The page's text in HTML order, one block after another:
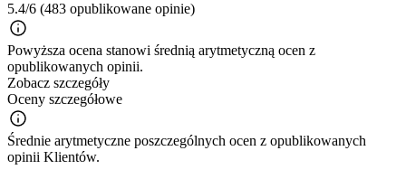
5.4/6 (483 opublikowane opinie)
Powyższa ocena stanowi średnią arytmetyczną ocen z
opublikowanych opinii.
Zobacz szczegóły
Oceny szczegółowe
Średnie arytmetyczne poszczególnych ocen z opublikowanych
opinii Klientów.